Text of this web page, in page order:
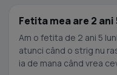
Fetita mea are 2
Am o fetita de 2 ani 5
atunci când o strig nu
ia de mana când vrea